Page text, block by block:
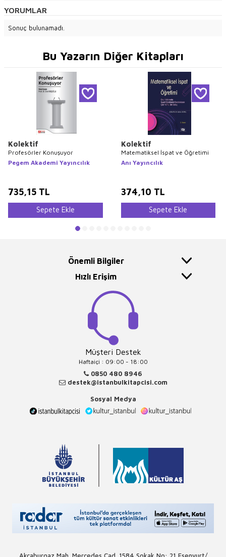
YORUMLAR
Sonuç bulunamadı.
Bu Yazarın Diğer Kitapları
Kolektif
Profesörler Konuşuyor
Pegem Akademi Yayıncılık
735,15 TL
Sepete Ekle
Kolektif
Matematiksel İspat ve Öğretimi
Anı Yayıncılık
374,10 TL
Sepete Ekle
Önemli Bilgiler
Hızlı Erişim
Müşteri Destek
Haftaiçi : 09:00 - 18:00
0850 480 8946
destek@istanbulkitapcisi.com
Sosyal Medya